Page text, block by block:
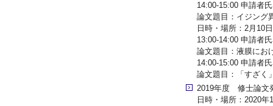
14:00-15:00 申請者
論文題目：イジング
日時・場所：2月10日
13:00-14:00 申請者
論文題目：液膜にお
14:00-15:00 申請者
論文題目：「すざく
2019年度 修士論文
日時・場所：2020